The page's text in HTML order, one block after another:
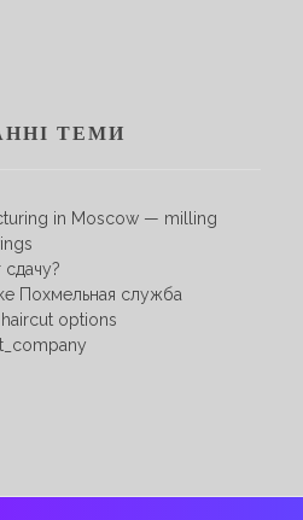
ТЕМИ
in Moscow — milling
Похмельная служба
options